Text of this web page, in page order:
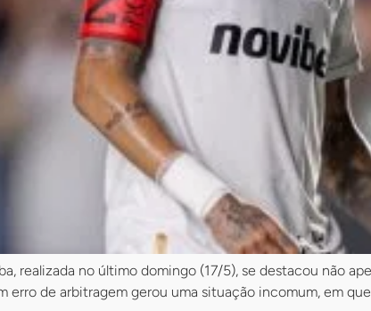
realizada no último domingo (17/5), se destacou não
erro de arbitragem gerou uma situação incomum, em